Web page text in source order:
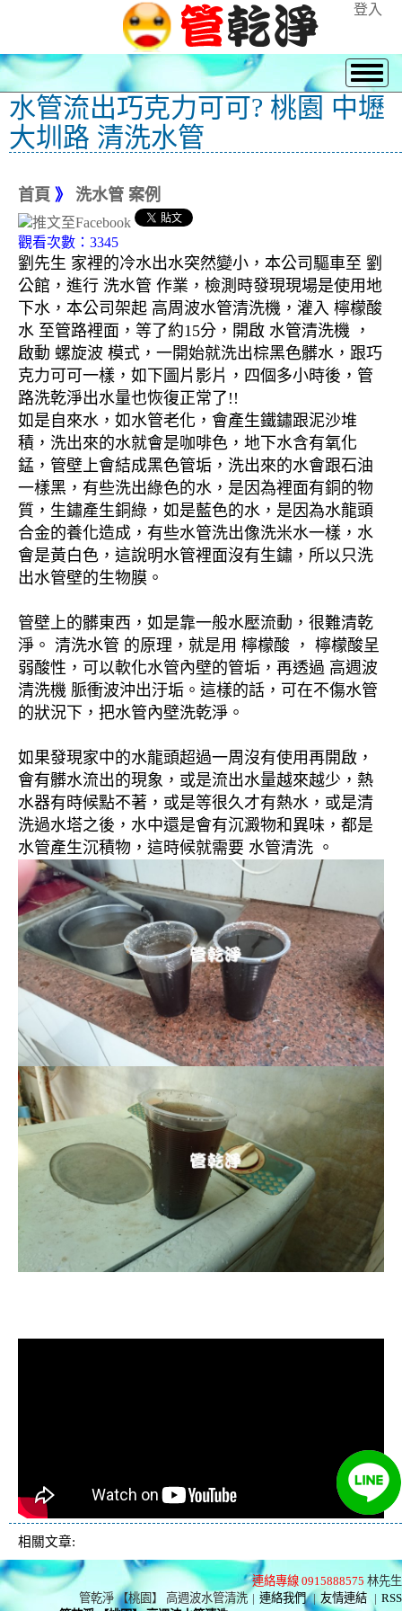
登入
水管流出巧克力可可? 桃園 中壢
大圳路 清洗水管
首頁 》 洗水管 案例
觀看次數：3345
劉先生 家裡的冷水出水突然變小，本公司驅車至 劉
公館，進行 洗水管 作業，檢測時發現現場是使用地
下水，本公司架起 高周波水管清洗機，灌入 檸檬酸
水 至管路裡面，等了約15分，開啟 水管清洗機 ，
啟動 螺旋波 模式，一開始就洗出棕黑色髒水，跟巧
克力可可一樣，如下圖片影片，四個多小時後，管
路洗乾淨出水量也恢復正常了!!
如是自來水，如水管老化，會產生鐵鏽跟泥沙堆
積，洗出來的水就會是咖啡色，地下水含有氧化
錳，管壁上會結成黑色管垢，洗出來的水會跟石油
一樣黑，有些洗出綠色的水，是因為裡面有銅的物
質，生鏽產生銅綠，如是藍色的水，是因為水龍頭
合金的養化造成，有些水管洗出像洗米水一樣，水
會是黃白色，這說明水管裡面沒有生鏽，所以只洗
出水管壁的生物膜。
管壁上的髒東西，如是靠一般水壓流動，很難清乾
淨。 清洗水管 的原理，就是用 檸檬酸 ， 檸檬酸呈
弱酸性，可以軟化水管內壁的管垢，再透過 高週波
清洗機 脈衝波沖出汙垢。這樣的話，可在不傷水管
的狀況下，把水管內壁洗乾淨。
如果發現家中的水龍頭超過一周沒有使用再開啟，
會有髒水流出的現象，或是流出水量越來越少，熱
水器有時候點不著，或是等很久才有熱水，或是清
洗過水塔之後，水中還是會有沉澱物和異味，都是
水管產生沉積物，這時候就需要 水管清洗 。
相關文章:
連絡專線 0915888575 林先生
管乾淨 【桃園】 高週波水管清洗 | 連絡我們 | 友情連結 | RSS